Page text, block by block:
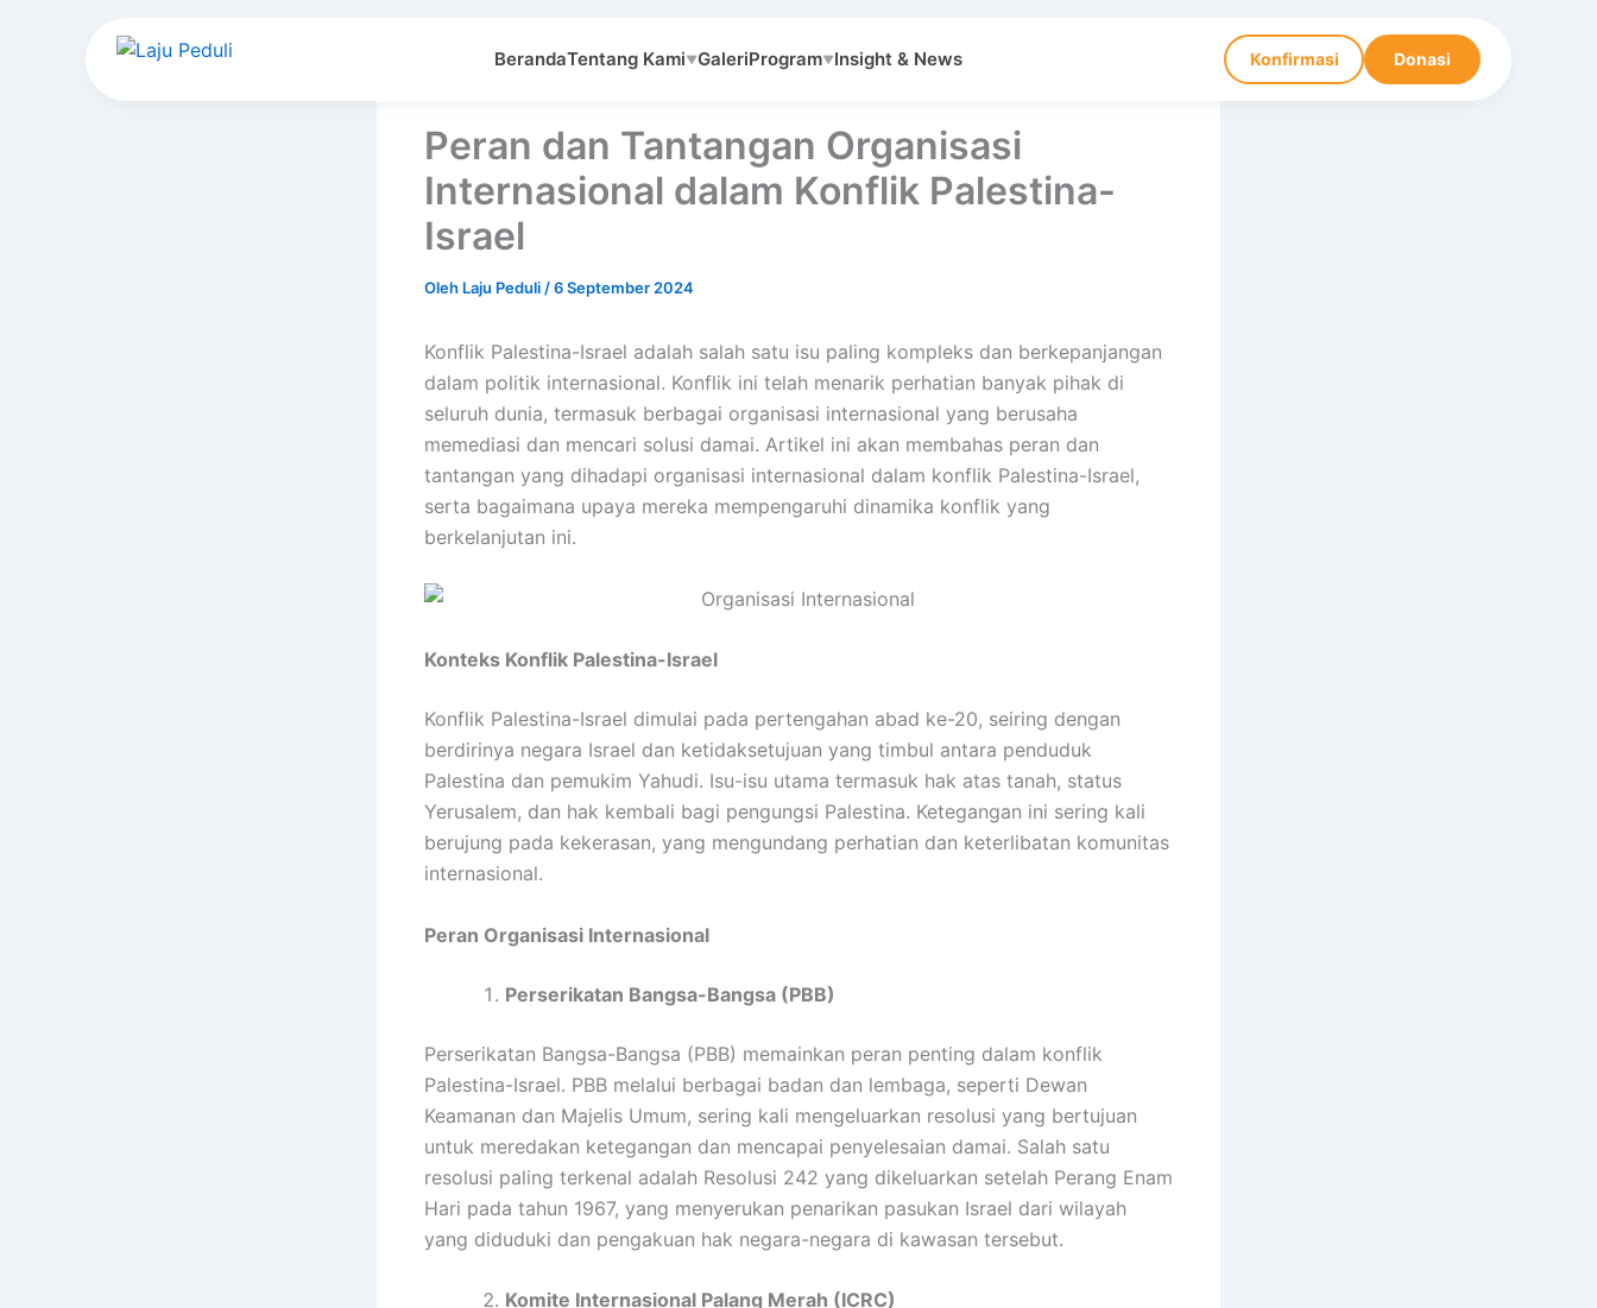
BerandaTentang Kami▼GaleriProgram▼Insight & News Konfirmasi Donasi
Peran dan Tantangan Organisasi
Internasional dalam Konflik Palestina-
Israel
Oleh Laju Peduli /6 September 2024
Konflik Palestina-Israel adalah salah satu isu paling kompleks dan berkepanjangan
dalam politik internasional. Konflik ini telah menarik perhatian banyak pihak di
seluruh dunia, termasuk berbagai organisasi internasional yang berusaha
memediasi dan mencari solusi damai. Artikel ini akan membahas peran dan
tantangan yang dihadapi organisasi internasional dalam konflik Palestina-Israel,
serta bagaimana upaya mereka mempengaruhi dinamika konflik yang
berkelanjutan ini.
Konteks Konflik Palestina-Israel
Konflik Palestina-Israel dimulai pada pertengahan abad ke-20, seiring dengan
berdirinya negara Israel dan ketidaksetujuan yang timbul antara penduduk
Palestina dan pemukim Yahudi. Isu-isu utama termasuk hak atas tanah, status
Yerusalem, dan hak kembali bagi pengungsi Palestina. Ketegangan ini sering kali
berujung pada kekerasan, yang mengundang perhatian dan keterlibatan komunitas
internasional.
Peran Organisasi Internasional
Perserikatan Bangsa-Bangsa (PBB)
Perserikatan Bangsa-Bangsa (PBB) memainkan peran penting dalam konflik
Palestina-Israel. PBB melalui berbagai badan dan lembaga, seperti Dewan
Keamanan dan Majelis Umum, sering kali mengeluarkan resolusi yang bertujuan
untuk meredakan ketegangan dan mencapai penyelesaian damai. Salah satu
resolusi paling terkenal adalah Resolusi 242 yang dikeluarkan setelah Perang Enam
Hari pada tahun 1967, yang menyerukan penarikan pasukan Israel dari wilayah
yang diduduki dan pengakuan hak negara-negara di kawasan tersebut.
Komite Internasional Palang Merah (ICRC)